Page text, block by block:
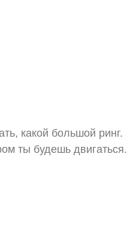
какой большой ринг.
ты будешь двигаться.